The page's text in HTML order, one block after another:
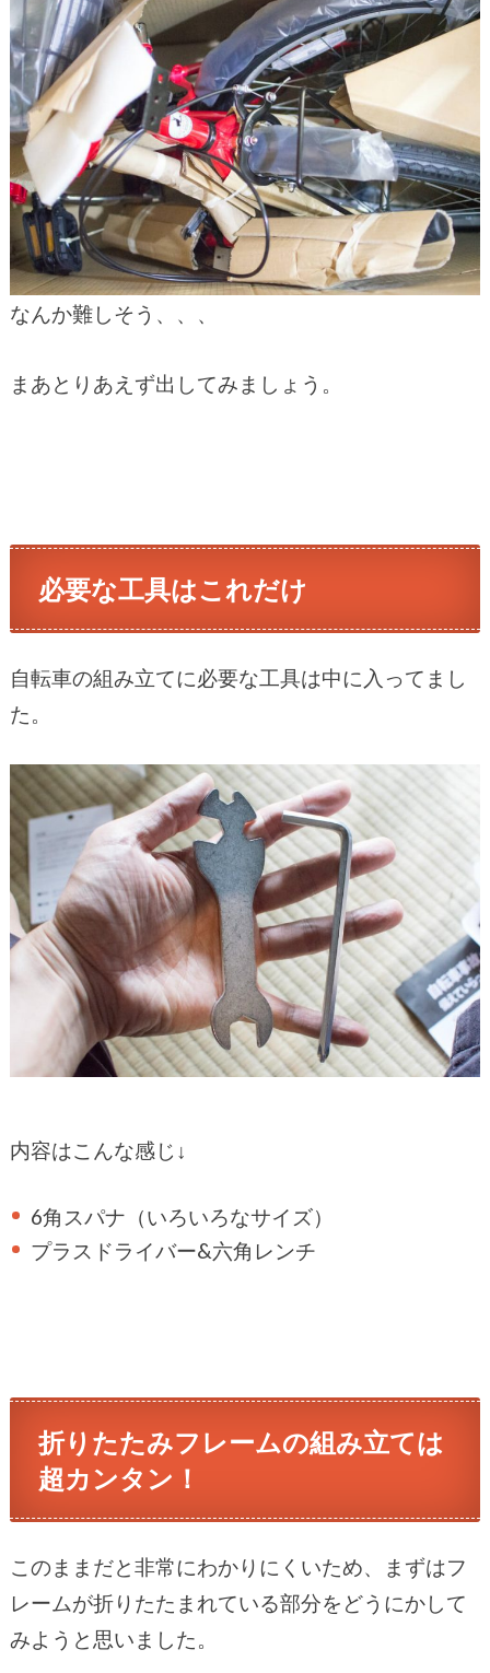
なんか難しそう、、、
まあとりあえず出してみましょう。
必要な工具はこれだけ
自転車の組み立てに必要な工具は中に入ってまし
た。
内容はこんな感じ↓
6角スパナ（いろいろなサイズ）
プラスドライバー&六角レンチ
折りたたみフレームの組み立ては
超カンタン！
このままだと非常にわかりにくいため、まずはフ
レームが折りたたまれている部分をどうにかして
みようと思いました。